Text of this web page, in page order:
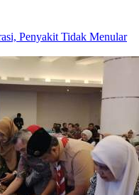
Penyakit Tidak Menular